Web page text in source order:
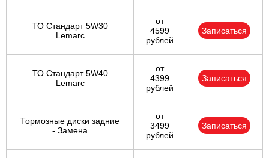
ТО Стандарт 5W30
Lemarc
от
4599
рублей
Записаться
ТО Стандарт 5W40
Lemarc
от
4399
рублей
Записаться
Тормозные диски задние
- Замена
от
3499
рублей
Записаться